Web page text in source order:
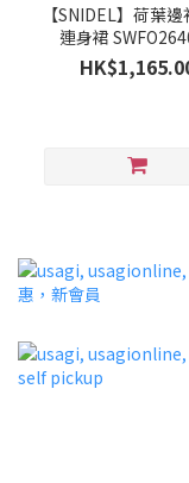
【SNIDEL】荷葉
連身裙